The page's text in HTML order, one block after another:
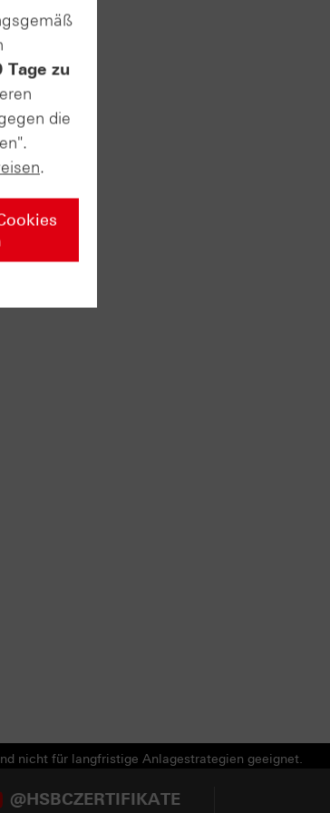
nicht für langfristige Anlagestrategien geeignet.
@HSBCZERTIFIKATE
zu
die
.